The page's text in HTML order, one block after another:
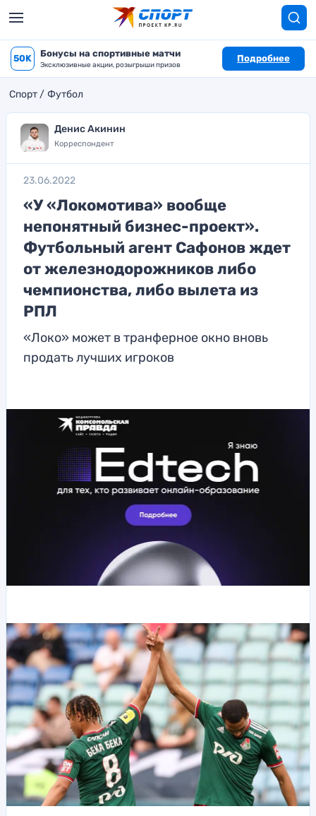
50K Бонусы на спортивные матчи
Эксклюзивные акции, розыгрыши призов
Подробнее
Спорт Футбол
Денис Акинин
Корреспондент
23.06.2022
«У «Локомотива» вообще
непонятный бизнес-проект».
Футбольный агент Сафонов ждет
от железнодорожников либо
чемпионства, либо вылета из
РПЛ
«Локо» может в транферное окно вновь
продать лучших игроков